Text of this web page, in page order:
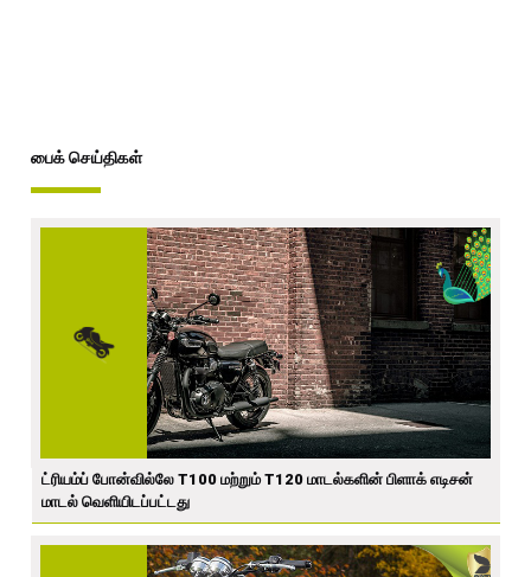
பைக் செய்திகள்
ட்ரியம்ப் போன்வில்லே T100 மற்றும் T120 மாடல்களின் பிளாக் எடிசன்
மாடல் வெளியிடப்பட்டது